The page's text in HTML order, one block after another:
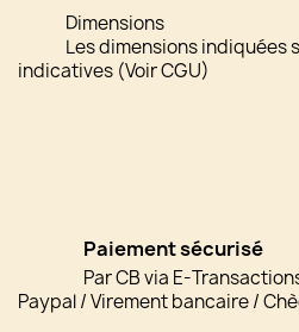
Dimensions
Les dimensions indiquées
indicatives (Voir CGU)
Paiement sécurisé
Par CB via E-
Paypal / Virement bancaire /